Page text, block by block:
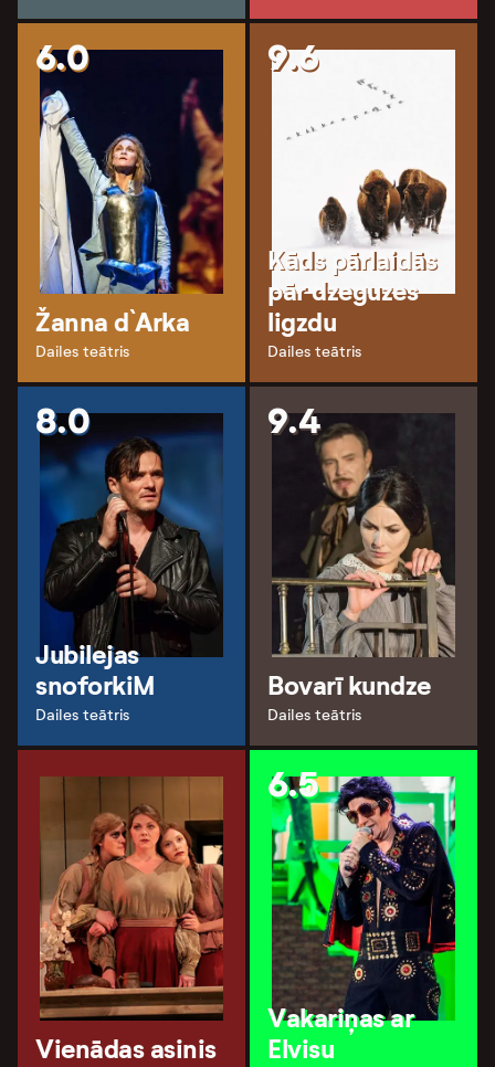
6.0
Žanna d`Arka
Dailes teātris
9.6
Kāds pārlaidās
pār dzeguzes
ligzdu
Dailes teātris
8.0
Jubilejas
snoforkiM
Dailes teātris
9.4
Bovarī kundze
Dailes teātris
Vienādas asinis
6.5
Vakariņas ar
Elvisu